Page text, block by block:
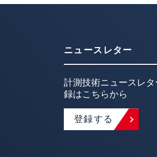
ニュースレター
計測技術ニュースレ
録はこちらから
登録する